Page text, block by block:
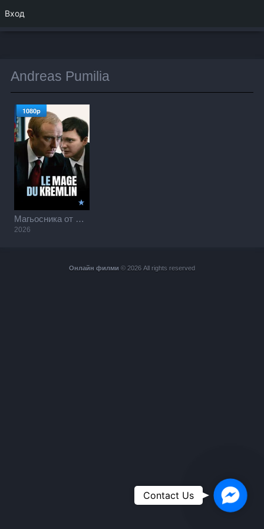
Andreas Pumilia
Магьосника от Кремъл / The Wizard of the Kremlin (2026)
2026
1080p
Онлайн филми © 2026 All rights reserved
Вход
Contact Us